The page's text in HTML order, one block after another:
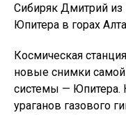
Сибиряк Дмитрий из
Юпитера в горах
Космическая
новые снимки
системы — Юпитера.
ураганов газового